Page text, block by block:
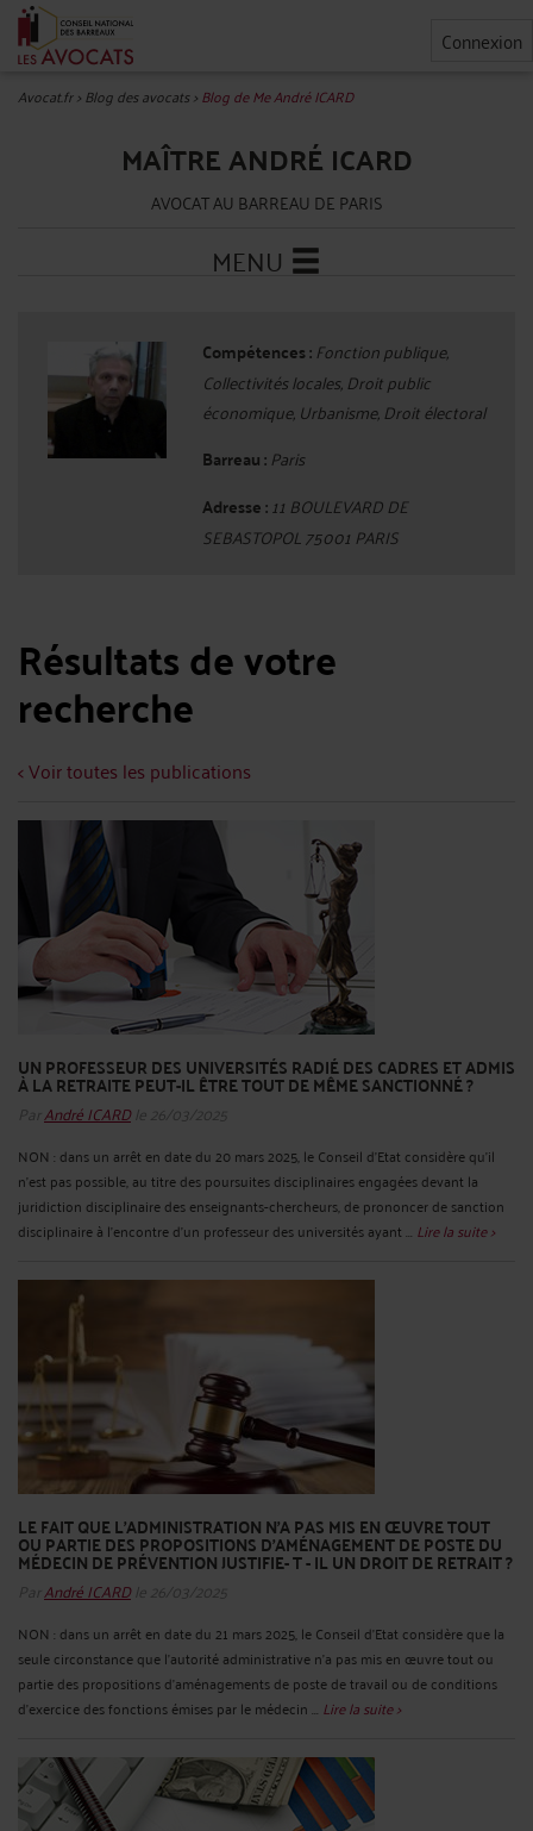
Connexion
Avocat.fr>Blog des avocats>Blog de Me André ICARD
MAÎTRE ANDRÉ ICARD
AVOCAT AU BARREAU DE PARIS
MENU
Compétences : Fonction publique,
Collectivités locales, Droit public
économique, Urbanisme, Droit électoral
Barreau : Paris
Adresse :11 BOULEVARD DE
SEBASTOPOL 75001 PARIS
Résultats de votre
recherche
< Voir toutes les publications
UN PROFESSEUR DES UNIVERSITÉS RADIÉ DES CADRES ET ADMIS
À LA RETRAITE PEUT-IL ÊTRE TOUT DE MÊME SANCTIONNÉ ?
ParAndré ICARDle 26/03/2025
NON : dans un arrêt en date du 20 mars 2025, le Conseil d’Etat considère qu’il
n'est pas possible, au titre des poursuites disciplinaires engagées devant la
juridiction disciplinaire des enseignants-chercheurs, de prononcer de sanction
disciplinaire à l'encontre d'un professeur des universités ayant ... Lire la suite >
LE FAIT QUE L’ADMINISTRATION N’A PAS MIS EN ŒUVRE TOUT
OU PARTIE DES PROPOSITIONS D’AMÉNAGEMENT DE POSTE DU
MÉDECIN DE PRÉVENTION JUSTIFIE- T - IL UN DROIT DE RETRAIT ?
ParAndré ICARDle 26/03/2025
NON : dans un arrêt en date du 21 mars 2025, le Conseil d’Etat considère que la
seule circonstance que l’autorité administrative n’a pas mis en œuvre tout ou
partie des propositions d’aménagements de poste de travail ou de conditions
d’exercice des fonctions émises par le médecin ... Lire la suite >